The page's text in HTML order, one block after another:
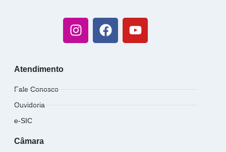
Atendimento
Fale Conosco
Ouvidoria
e-SIC
Câmara